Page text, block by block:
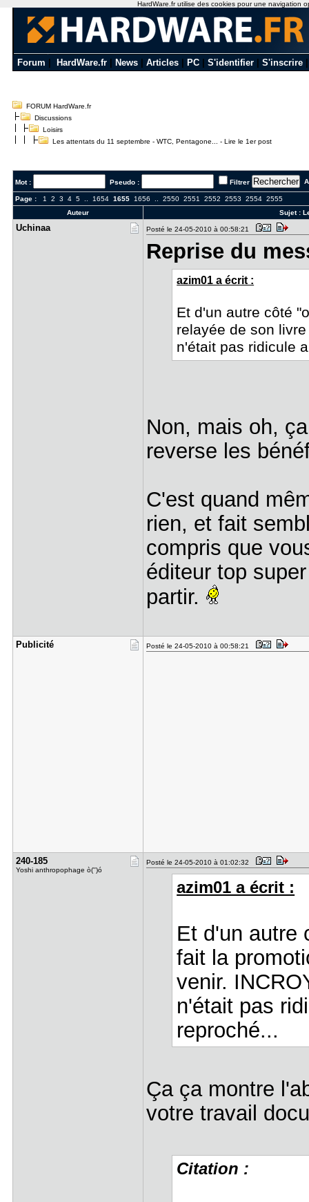
Forum HardWare.fr News Articles PC S'identifier S'inscrire
FORUM HardWare.fr
Discussions
Loisirs
Les attentats du 11 septembre - WTC, Pentagone... - Lire le 1er post
Mot : Pseudo : Filtrer
Page : 1 2 3 4 5.. 1654 1655 1656 2550 2551 2552 2553 2554 2555
Auteur
Sujet :
Uchinaa Posté le 24-05-2010 à 00:58:21
Reprise du
azim01 a écrit :
Et d'un autre côté
relayée de son
n'était pas ridicule
Non, mais oh,
reverse les
C'est quand
rien, et fait
compris que
éditeur top
partir.
Publicité Posté le 24-05-2010 à 00:58:21
240-185
Yoshi anthropophage ò('')ó
Posté le 24-05-2010 à 01:02:32
azim01 a écrit :
Et d'un autre
fait la
venir.
n'était pas
reproché...
Ça ça montre
votre travail
Citation :
HardWare.fr utilise des cookies pour une navigation